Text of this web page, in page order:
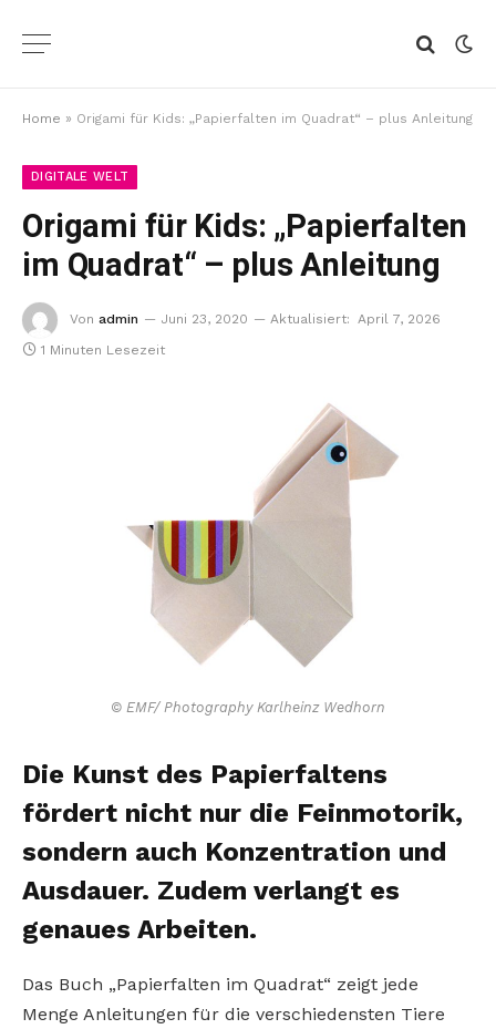
Home » Origami für Kids: „Papierfalten im Quadrat“ – plus Anleitung
DIGITALE WELT
Origami für Kids: „Papierfalten
im Quadrat“ – plus Anleitung
Von admin Juni 23, 2020 Aktualisiert: April 7, 2026
1 Minuten Lesezeit
© EMF/ Photography Karlheinz Wedhorn
Die Kunst des Papierfaltens
fördert nicht nur die Feinmotorik,
sondern auch Konzentration und
Ausdauer. Zudem verlangt es
genaues Arbeiten.
Das Buch „Papierfalten im Quadrat“ zeigt jede
Menge Anleitungen für die verschiedensten Tiere